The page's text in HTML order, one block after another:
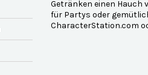
Getränken einen Hauch
für Partys oder
CharacterStation.com